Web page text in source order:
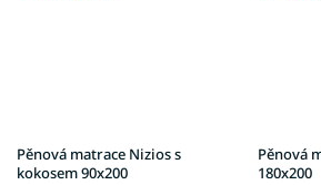
Pěnová matrace Nizios s
kokosem 90x200
Pěnová
180x200